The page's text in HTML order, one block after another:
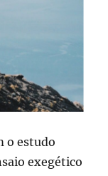
o estudo
exegético